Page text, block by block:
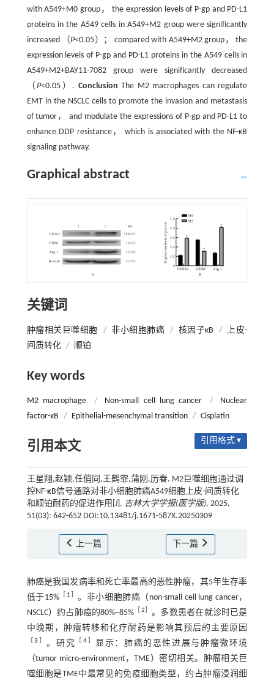
with A549+M0 group， the expression levels of P-gp and PD-L1
proteins in the A549 cells in A549+M2 group were significantly
increased （P<0.05）； compared with A549+M2 group， the
expression levels of P-gp and PD-L1 proteins in the A549 cells in
A549+M2+BAY11-7082 group were significantly decreased
（P<0.05）. Conclusion The M2 macrophages can regulate
EMT in the NSCLC cells to promote the invasion and metastasis
of tumor， and modulate the expressions of P-gp and PD-L1 to
enhance DDP resistance， which is associated with the NF-κB
signaling pathway.
Graphical abstract
关键词
肿瘤相关巨噬细胞 / 非小细胞肺癌 / 核因子κB /
上皮-
间质转化 / 顺铂
Key words
M2 macrophage / Non-small cell lung cancer /
Nuclear
factor-κB / Epithelial-mesenchymal transition / Cisplatin
引用本文 引用格式 ▾
王星翔,赵颖,任俏同,王鹤霏,蒲刚,历春. M2巨噬细胞通过调
控NF-κB信号通路对非小细胞肺癌A549细胞上皮-间质转化
和顺铂耐药的促进作用[J]. 吉林大学学报(医学版), 2025,
51(03): 642-652 DOI:10.13481/j.1671-587X.20250309
上一篇 下一篇
肺癌是我国发病率和死亡率最高的恶性肿瘤，其5年生存率
低于15%
1
。非小细胞肺癌（non-small cell lung cancer，
NSCLC）约占肺癌的80%~85%
2
。多数患者在就诊时已是
中晚期，肿瘤转移和化疗耐药是影响其预后的主要原因
［3 。研究 4］
显示：肺癌的恶性进展与肿瘤微环境
（tumor micro-environment，TME）密切相关。肿瘤相关巨
噬细胞是TME中最常见的免疫细胞类型，约占肿瘤浸润细